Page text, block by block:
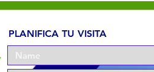
PLANIFICA TU VISITA